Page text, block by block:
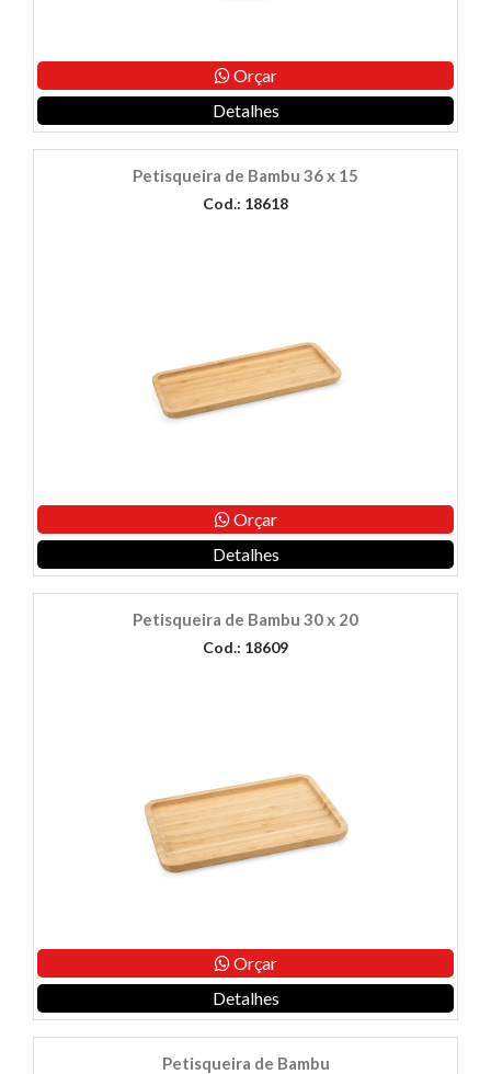
Orçar
Detalhes
Petisqueira de Bambu 36 x 15
Cod.: 18618
Orçar
Detalhes
Petisqueira de Bambu 30 x 20
Cod.: 18609
Orçar
Detalhes
Petisqueira de Bambu